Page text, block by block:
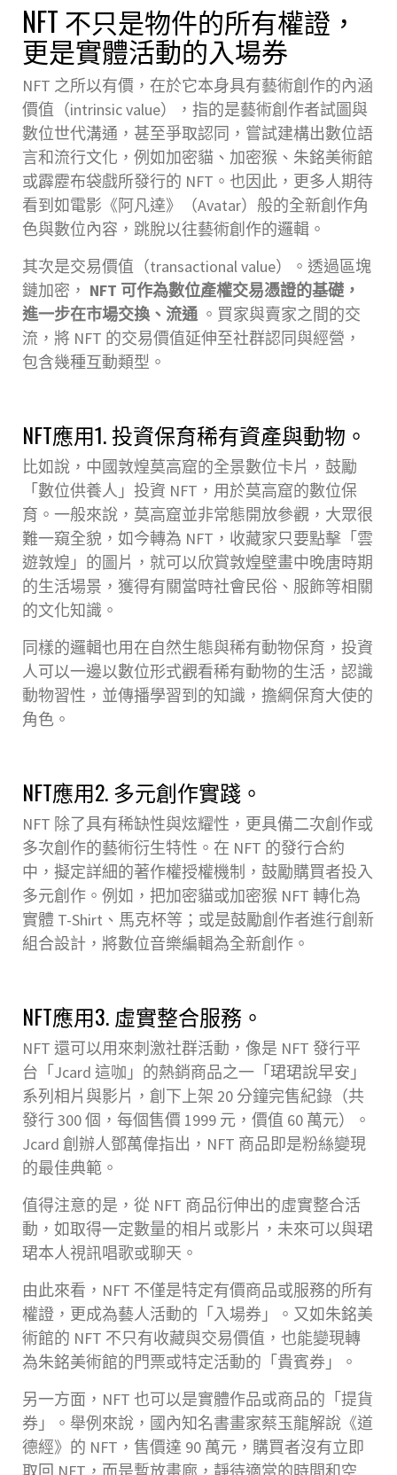
NFT 不只是物件的所有權證，
更是實體活動的入場券
NFT 之所以有價，在於它本身具有藝術創作的內涵
價值（intrinsic value），指的是藝術創作者試圖與
數位世代溝通，甚至爭取認同，嘗試建構出數位語
言和流行文化，例如加密貓、加密猴、朱銘美術館
或霹靂布袋戲所發行的 NFT。也因此，更多人期待
看到如電影《阿凡達》（Avatar）般的全新創作角
色與數位內容，跳脫以往藝術創作的邏輯。
其次是交易價值（transactional value）。透過區塊
鏈加密， NFT 可作為數位產權交易憑證的基礎，
進一步在市場交換、流通。買家與賣家之間的交
流，將 NFT 的交易價值延伸至社群認同與經營，
包含幾種互動類型。
NFT應用1. 投資保育稀有資產與動物。
比如說，中國敦煌莫高窟的全景數位卡片，鼓勵
「數位供養人」投資 NFT，用於莫高窟的數位保
育。一般來說，莫高窟並非常態開放參觀，大眾很
難一窺全貌，如今轉為 NFT，收藏家只要點擊「雲
遊敦煌」的圖片，就可以欣賞敦煌壁畫中晚唐時期
的生活場景，獲得有關當時社會民俗、服飾等相關
的文化知識。
同樣的邏輯也用在自然生態與稀有動物保育，投資
人可以一邊以數位形式觀看稀有動物的生活，認識
動物習性，並傳播學習到的知識，擔綱保育大使的
角色。
NFT應用2. 多元創作實踐。
NFT 除了具有稀缺性與炫耀性，更具備二次創作或
多次創作的藝術衍生特性。在 NFT 的發行合約
中，擬定詳細的著作權授權機制，鼓勵購買者投入
多元創作。例如，把加密貓或加密猴 NFT 轉化為
實體 T-Shirt、馬克杯等；或是鼓勵創作者進行創新
組合設計，將數位音樂編輯為全新創作。
NFT應用3. 虛實整合服務。
NFT 還可以用來刺激社群活動，像是 NFT 發行平
台「Jcard 這咖」的熱銷商品之一「珺珺說早安」
系列相片與影片，創下上架 20 分鐘完售紀錄（共
發行 300 個，每個售價 1999 元，價值 60 萬元）。
Jcard 創辦人鄧萬偉指出，NFT 商品即是粉絲變現
的最佳典範。
值得注意的是，從 NFT 商品衍伸出的虛實整合活
動，如取得一定數量的相片或影片，未來可以與珺
珺本人視訊唱歌或聊天。
由此來看，NFT 不僅是特定有價商品或服務的所有
權證，更成為藝人活動的「入場券」。又如朱銘美
術館的 NFT 不只有收藏與交易價值，也能變現轉
為朱銘美術館的門票或特定活動的「貴賓券」。
另一方面，NFT 也可以是實體作品或商品的「提貨
券」。舉例來說，國內知名書畫家蔡玉龍解說《道
德經》的 NFT，售價達 90 萬元，購買者沒有立即